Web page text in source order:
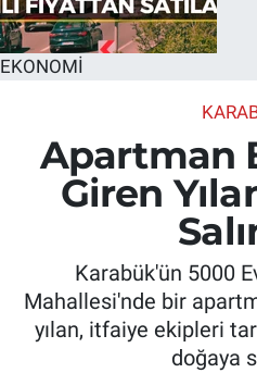
EKONOMİ
Apartman
Giren
Karabük'ün 5000
Mahallesi'nde bir
yılan, itfaiye ekipleri
doğaya